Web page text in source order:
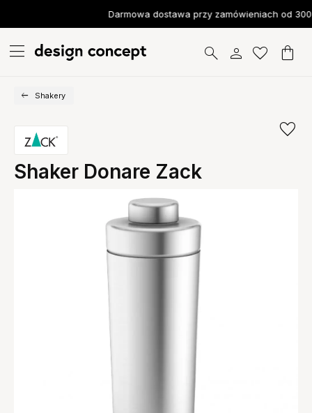
Darmowa dostawa przy zamówieniach od 300
Shakery
Shaker Donare Zack